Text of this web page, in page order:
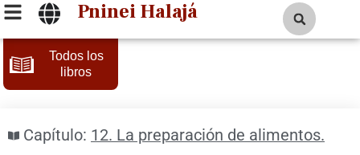
Pninei Halajá
Todos los
libros
Capítulo: 12. La preparación de alimentos.